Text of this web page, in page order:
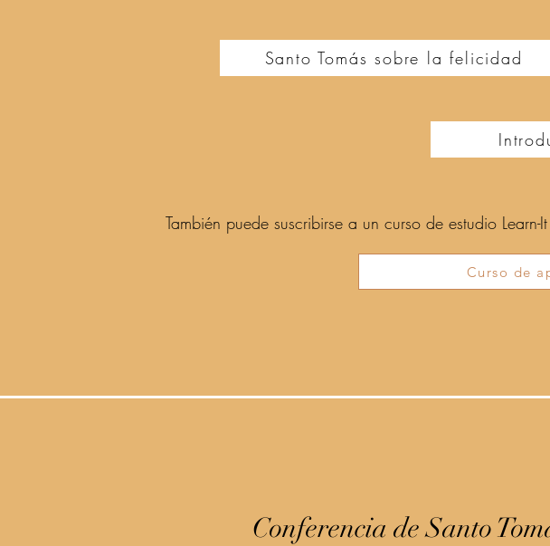
Santo Tomás sobre la felicidad
También puede suscribirse a un curso de estudio
Curso de
Conferencia de Santo